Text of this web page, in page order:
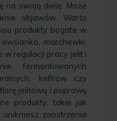
na swoją dietę. Może
objawów. Warto
produkty bogate w
marchewki,
w regulacji pracy jelit i
fermentowanych
kefirów czy
jelitową i poprawę
produkty, takie jak
zaostrzenia